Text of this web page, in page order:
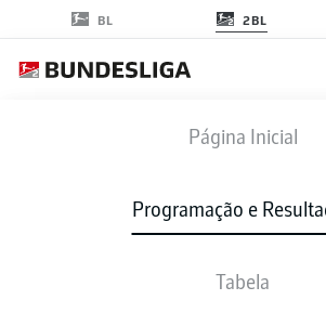
BL 2BL
Página Inicial
Programação e
Tabela
FCH BSC
ESCALAÇÕES